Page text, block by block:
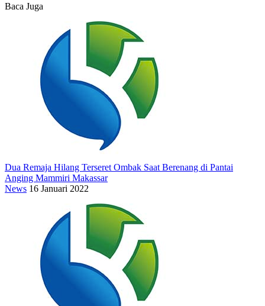
Baca Juga
Dua Remaja Hilang Terseret Ombak Saat Berenang di Pantai
Anging Mammiri Makassar
News 16 Januari 2022